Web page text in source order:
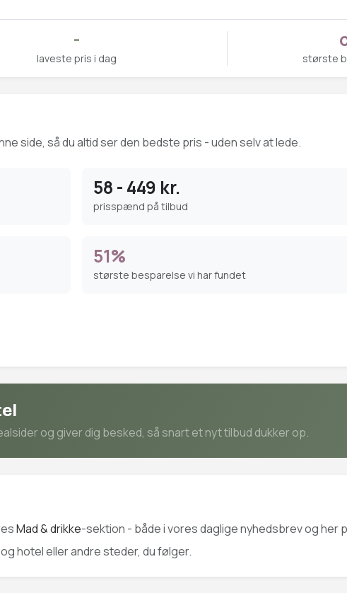
-
laveste pris i dag største
side, så du altid ser den bedste pris - uden selv at lede.
58 - 449 kr.
prisspænd på tilbud
51%
største besparelse vi har fundet
og giver dig besked, så snart et nyt tilbud dukker op.
Mad & drikke-sektion - både i vores daglige nyhedsbrev og her
hotel eller andre steder, du følger.